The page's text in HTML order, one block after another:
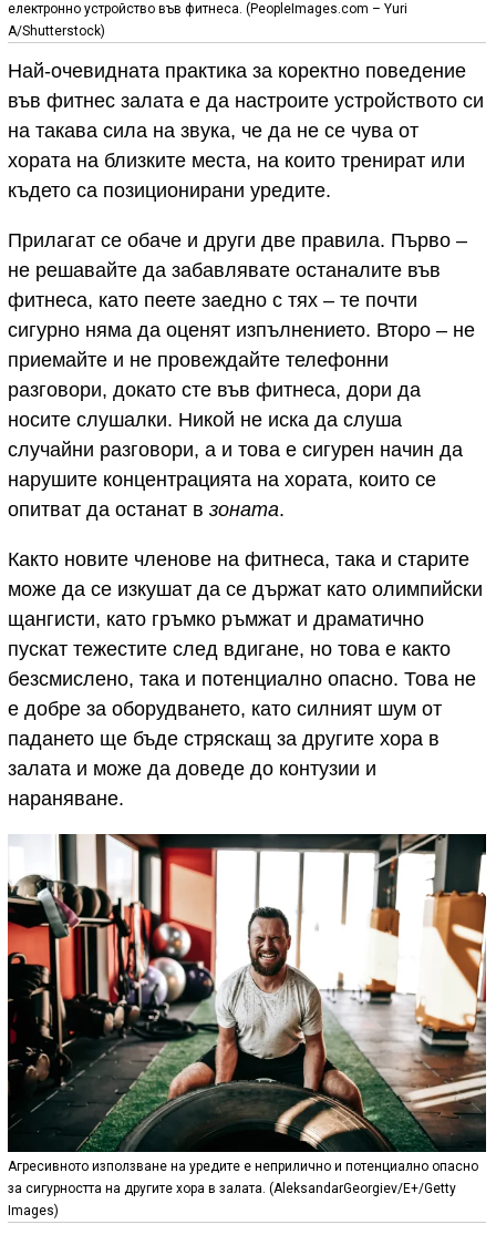
електронно устройство във фитнеса. (PeopleImages.com – Yuri
A/Shutterstock)
Най-очевидната практика за коректно поведение
във фитнес залата е да настроите устройството си
на такава сила на звука, че да не се чува от
хората на близките места, на които тренират или
където са позиционирани уредите.
Прилагат се обаче и други две правила. Първо –
не решавайте да забавлявате останалите във
фитнеса, като пеете заедно с тях – те почти
сигурно няма да оценят изпълнението. Второ – не
приемайте и не провеждайте телефонни
разговори, докато сте във фитнеса, дори да
носите слушалки. Никой не иска да слуша
случайни разговори, а и това е сигурен начин да
нарушите концентрацията на хората, които се
опитват да останат в зоната.
Както новите членове на фитнеса, така и старите
може да се изкушат да се държат като олимпийски
щангисти, като гръмко ръмжат и драматично
пускат тежестите след вдигане, но това е както
безсмислено, така и потенциално опасно. Това не
е добре за оборудването, като силният шум от
падането ще бъде стряскащ за другите хора в
залата и може да доведе до контузии и
нараняване.
Агресивното използване на уредите е неприлично и потенциално опасно
за сигурността на другите хора в залата. (AleksandarGeorgiev/E+/Getty
Images)